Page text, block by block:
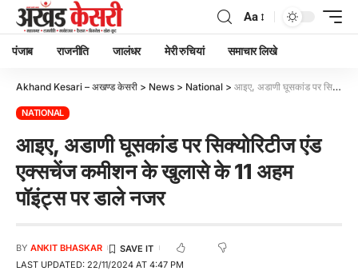
Aa
पंजाब राजनीति जालंधर मेरी रुचियां समाचार लिखे
Akhand Kesari – अखण्ड केसरी > News > National > आइए, अडाणी घूसकांड पर सिक्योरिटीज एंड एक्सचेंज कमीशन के खुलासे के 11 अहम पॉइंट्स पर डाले नजर
NATIONAL
आइए, अडाणी घूसकांड पर सिक्योरिटीज एंड
एक्सचेंज कमीशन के खुलासे के 11 अहम
पॉइंट्स पर डाले नजर
LAST UPDATED: 22/11/2024 AT 4:47 PM
BY ANKIT BHASKAR